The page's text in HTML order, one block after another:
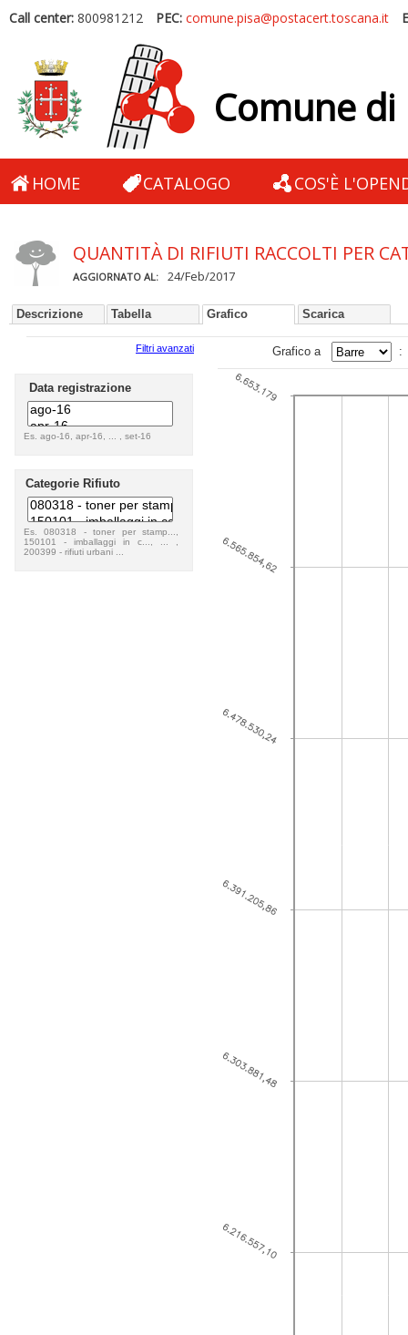
Call center: 800981212 PEC: comune.pisa@postacert.toscana.it
Comune di
HOME CATALOGO COS'È
QUANTITÀ DI RIFIUTI RACCOLTI PER
AGGIORNATO AL: 24/Feb/2017
Descrizione Tabella Grafico Scarica
Filtri avanzati
Data registrazione
Es. ago-16, apr-16, ... , set-16
Categorie Rifiuto
Es. 080318 - toner per stamp...,
150101 - imballaggi in c..., ... ,
200399 - rifiuti urbani ...
Grafico a